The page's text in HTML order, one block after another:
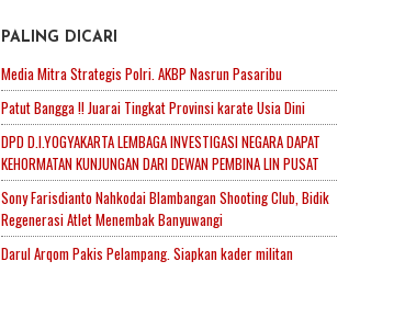
PALING DICARI
Media Mitra Strategis Polri. AKBP Nasrun Pasaribu
Patut Bangga !! Juarai Tingkat Provinsi karate Usia Dini
DPD D.I.YOGYAKARTA LEMBAGA INVESTIGASI NEGARA DAPAT
KEHORMATAN KUNJUNGAN DARI DEWAN PEMBINA LIN PUSAT
Sony Farisdianto Nahkodai Blambangan Shooting Club, Bidik
Regenerasi Atlet Menembak Banyuwangi
Darul Arqom Pakis Pelampang. Siapkan kader militan